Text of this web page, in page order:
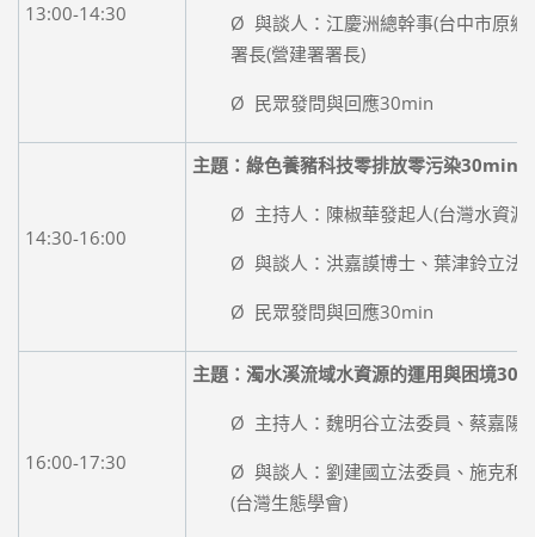
13:00-14:30
Ø 與談人：江慶洲總幹事(台中市原鄉
署長(營建署署長)
Ø 民眾發問與回應30min
14:30-16:00
主題：綠色養豬科技零排放零污染30min
Ø 主持人：陳椒華發起人(台灣水資源
Ø 與談人：洪嘉謨博士、葉津鈴立法
Ø 民眾發問與回應30min
16:00-17:30
主題：濁水溪流域水資源的運用與困境
Ø 主持人：魏明谷立法委員、蔡嘉陽
Ø 與談人：劉建國立法委員、施克和
(台灣生態學會)